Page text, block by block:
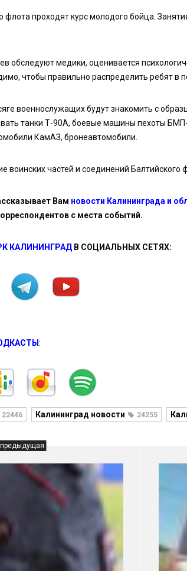
флота проходят курс молодого бойца.
обследуют медики, оценивается
чтобы правильно распределить ребят в
военнослужащих будут знакомить с
танки Т-90А, боевые машины пехоты
КамАЗ, бронеавтомобили.
воинских частей и соединений
Вам новости Калининграда и
с места событий.
КАЛИНИНГРАД В СОЦИАЛЬНЫХ СЕТЯХ:
:
22446 Калининград новости 24255
предыдущая